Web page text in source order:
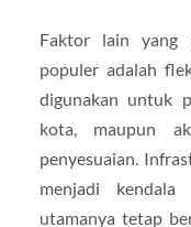
Faktor lain yang
populer adalah
digunakan untuk
kota, maupun
penyesuaian.
menjadi
utamanya tetap